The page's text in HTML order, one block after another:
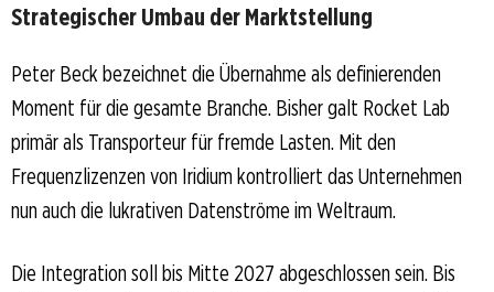
Strategischer Umbau der Marktstellung
Peter Beck bezeichnet die Übernahme als definierenden
Moment für die gesamte Branche. Bisher galt Rocket Lab
primär als Transporteur für fremde Lasten. Mit den
Frequenzlizenzen von Iridium kontrolliert das Unternehmen
nun auch die lukrativen Datenströme im Weltraum.
Die Integration soll bis Mitte 2027 abgeschlossen sein. Bis